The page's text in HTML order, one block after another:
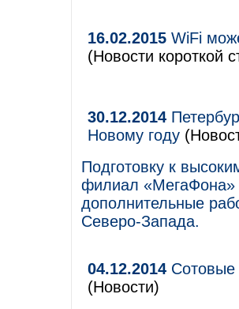
16.02.2015 WiFi
(Новости короткой
30.12.2014
Новому году
Подготовку к
филиал «МегаФона»
дополнительные
Северо-Запада.
04.12.2014 Сотовые
(Новости)